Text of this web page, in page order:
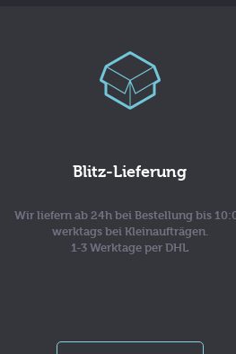
Blitz-Lieferung
Wir liefern ab 24h bei Bestellung bis
werktags bei Kleinaufträgen.
1-3 Werktage per DHL